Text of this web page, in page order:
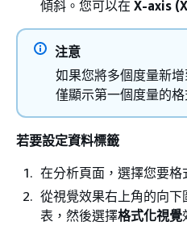
傾斜。您可以在 X-axis
注意
如果您將多個度量新
僅顯示第一個度量的格
若要設定資料標籤
在分析頁面，選擇您要格
從視覺效果右上角的向
表，然後選擇格式化視覺